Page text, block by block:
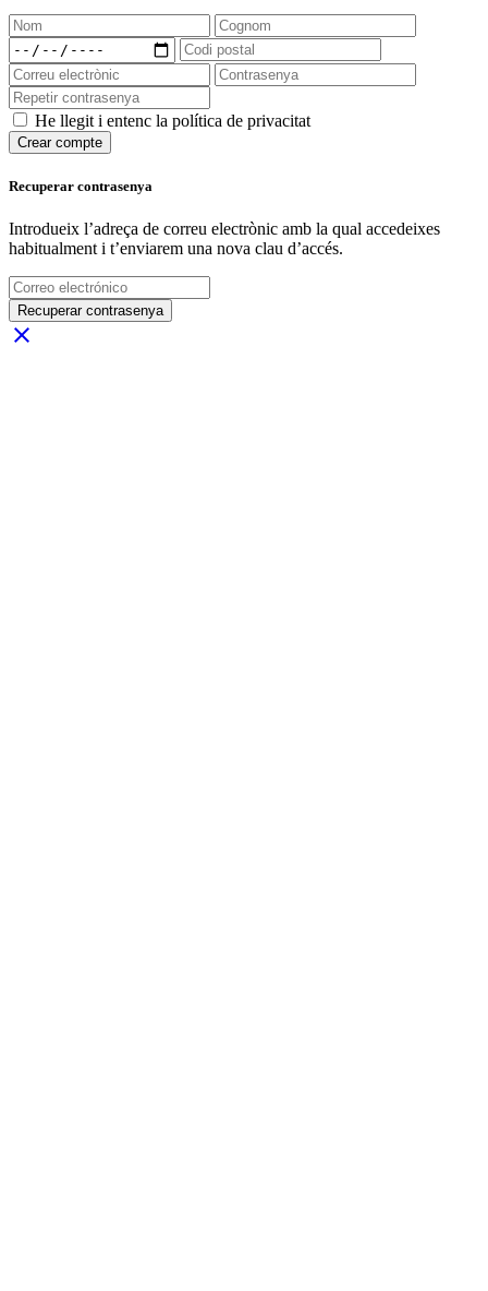
He llegit i entenc la política de privacitat
Crear compte
Recuperar contrasenya
Introdueix l’adreça de correu electrònic amb la qual accedeixes
habitualment i t’enviarem una nova clau d’accés.
Recuperar contrasenya
close